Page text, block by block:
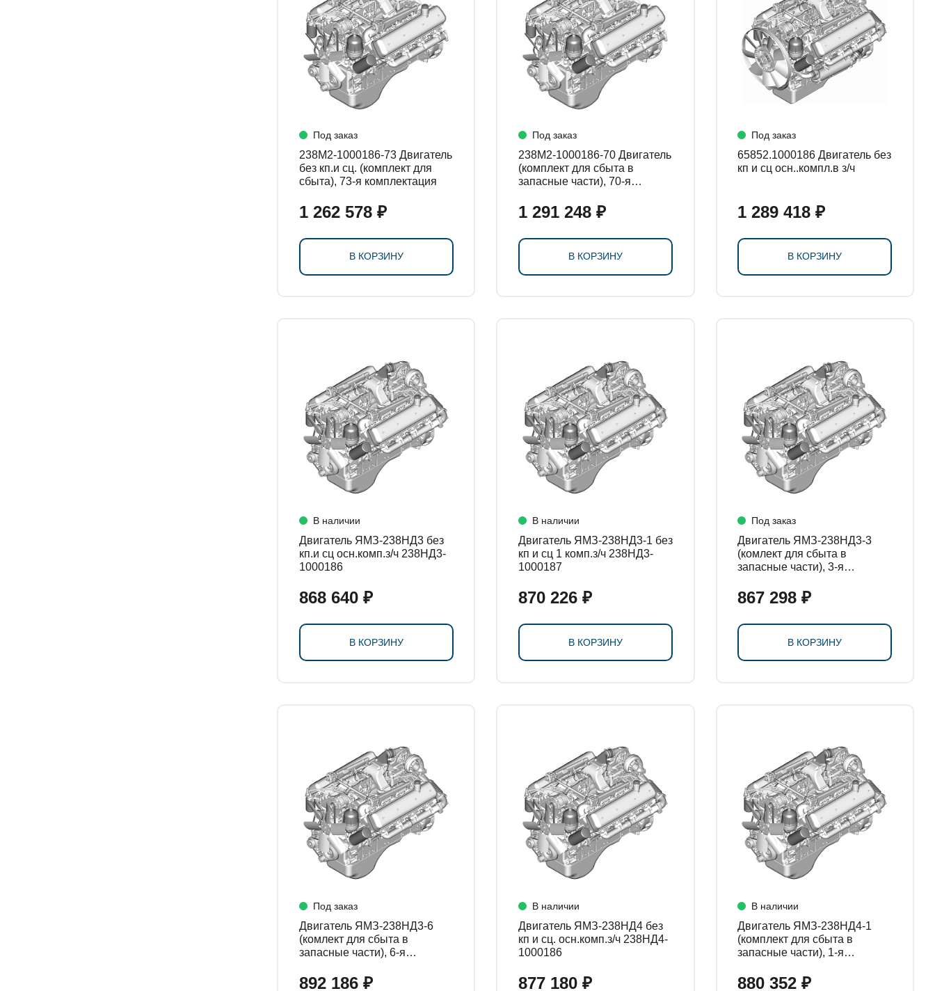
Под заказ
238М2-1000186-73 Двигатель
без кп.и сц. (комплект для
сбыта), 73-я комплектация
1 262 578 ₽
В КОРЗИНУ
Под заказ
238М2-1000186-70 Двигатель
(комплект для сбыта в
запасные части), 70-я
1 291 248 ₽
В КОРЗИНУ
Под заказ
65852.1000186 Двигатель без
кп и сц осн..компл.в з/ч
1 289 418 ₽
В КОРЗИНУ
В наличии
Двигатель ЯМЗ-238НД3 без
кп.и сц осн.комп.з/ч 238НД3-
1000186
868 640 ₽
В КОРЗИНУ
В наличии
Двигатель ЯМЗ-238НД3-1 без
кп и сц 1 комп.з/ч 238НД3-
1000187
870 226 ₽
В КОРЗИНУ
Под заказ
Двигатель ЯМЗ-238НД3-3
(комлект для сбыта в
запасные части), 3-я
1000189
867 298 ₽
В КОРЗИНУ
Под заказ
Двигатель ЯМЗ-238НД3-6
(комлект для сбыта в
запасные части), 6-я
1000192
892 186 ₽
В наличии
Двигатель ЯМЗ-238НД4 без
кп и сц. осн.комп.з/ч 238НД4-
1000186
877 180 ₽
В наличии
Двигатель ЯМЗ-238НД4-1
(комплект для сбыта в
запасные части), 1-я
1000187
880 352 ₽